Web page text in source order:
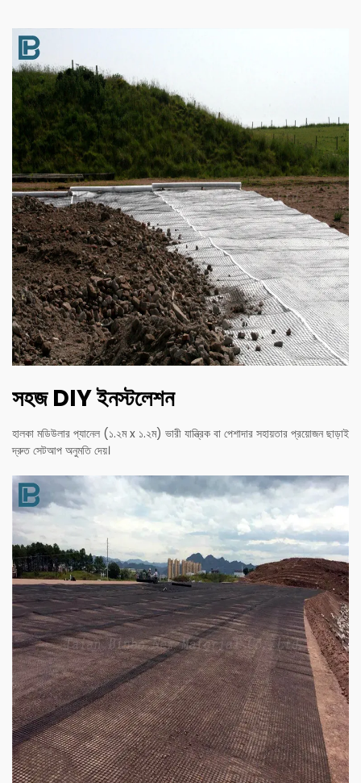
সহজ DIY ইনস্টলেশন
হালকা মডিউলার প্যানেল (১.২ম x ১.২ম) ভারী যান্ত্রিক বা পেশাদার সহায়তার প্রয়োজন ছাড়াই
দ্রুত সেটআপ অনুমতি দেয়।